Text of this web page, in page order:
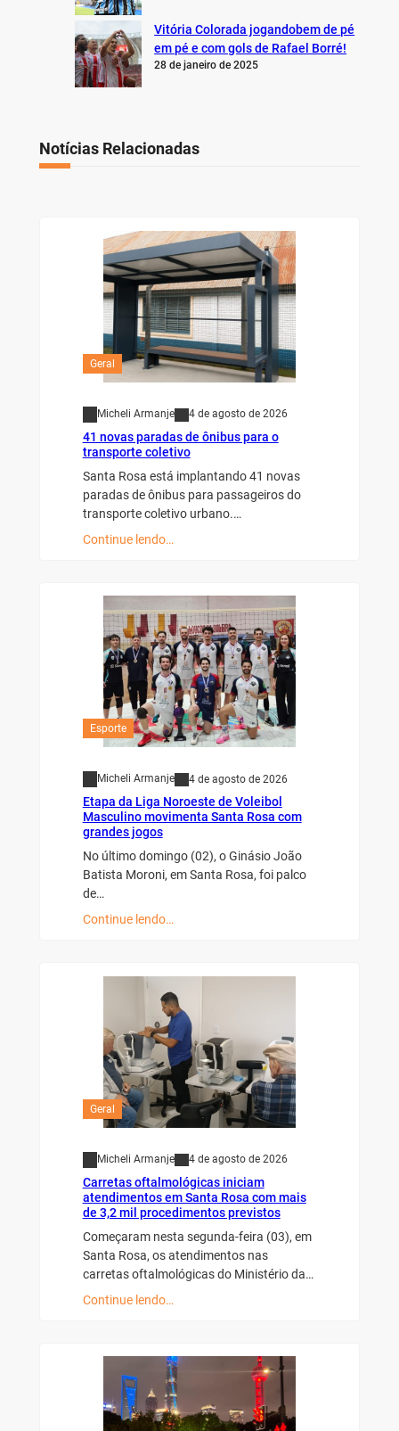
Vitória Colorada jogandobem de pé
em pé e com gols de Rafael Borré!
28 de janeiro de 2025
Notícias Relacionadas
Geral
Micheli Armanje 4 de agosto de 2026
41 novas paradas de ônibus para o
transporte coletivo
Santa Rosa está implantando 41 novas
paradas de ônibus para passageiros do
transporte coletivo urbano.…
Continue lendo…
Esporte
Micheli Armanje 4 de agosto de 2026
Etapa da Liga Noroeste de Voleibol
Masculino movimenta Santa Rosa com
grandes jogos
No último domingo (02), o Ginásio João
Batista Moroni, em Santa Rosa, foi palco
de…
Continue lendo…
Geral
Micheli Armanje 4 de agosto de 2026
Carretas oftalmológicas iniciam
atendimentos em Santa Rosa com mais
de 3,2 mil procedimentos previstos
Começaram nesta segunda-feira (03), em
Santa Rosa, os atendimentos nas
carretas oftalmológicas do Ministério da…
Continue lendo…